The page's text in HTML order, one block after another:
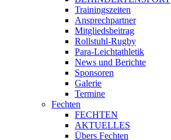
Trainingszeiten
Ansprechpartner
Mitgliedsbeitrag
Rollstuhl-Rugby
Para-Leichtathletik
News und Berichte
Sponsoren
Galerie
Termine
Fechten
FECHTEN
AKTUELLES
Übers Fechten